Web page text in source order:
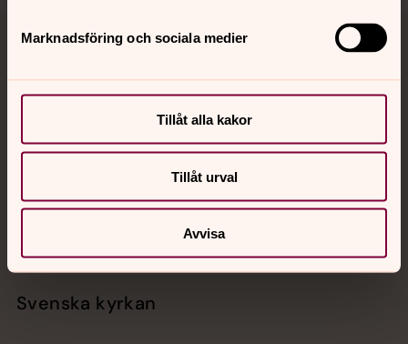
Marknadsföring och sociala medier
Tillåt alla kakor
Tillåt urval
Avvisa
Akut samtals- och krisstöd. Prata eller chatta anonymt
med en präst på kvällar och nätter.
Telefon 112
Svenska kyrkan